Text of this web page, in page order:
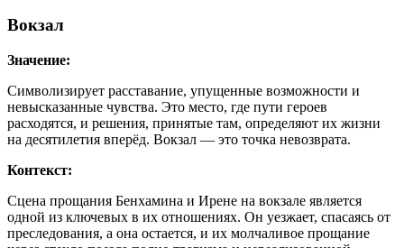
Вокзал
Значение:
Символизирует расставание, упущенные возможности и
невысказанные чувства. Это место, где пути героев
расходятся, и решения, принятые там, определяют их жизни
на десятилетия вперёд. Вокзал — это точка невозврата.
Контекст:
Сцена прощания Бенхамина и Ирене на вокзале является
одной из ключевых в их отношениях. Он уезжает, спасаясь от
преследования, а она остается, и их молчаливое прощание